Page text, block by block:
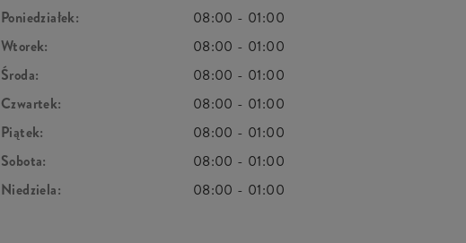
Poniedziałek: 08:00 - 01:00
Wtorek:
08:00 - 01:00
Środa:
08:00 - 01:00
Czwartek:
08:00 - 01:00
Piątek:
08:00 - 01:00
Sobota:
08:00 - 01:00
Niedziela:
08:00 - 01:00